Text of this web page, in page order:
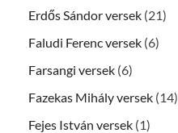
Erdős Sándor versek (21)
Faludi Ferenc versek (6)
Farsangi versek (6)
Fazekas Mihály versek (14)
Fejes István versek (1)